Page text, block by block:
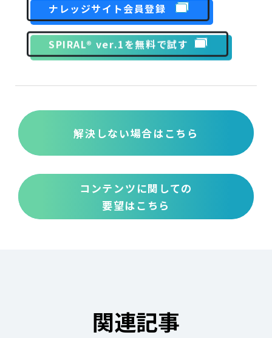
ナレッジサイト会員登録
SPIRAL® ver.1を無料で試す
解決しない場合はこちら
コンテンツに関しての
要望はこちら
関連記事